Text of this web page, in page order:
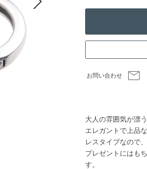
お問い合わせ
大人の雰囲気が漂
エレガントで上品
レスタイプなので
プレゼントにはも
す。